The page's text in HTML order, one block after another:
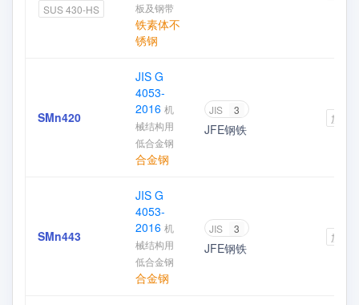
SUS 430-HS
板及钢带
铁素体不
锈钢
SMn420
JIS G
4053-
2016 机
械结构用
低合金钢
合金钢
JIS 3
JFE钢铁
加入
SMn443
JIS G
4053-
2016 机
械结构用
低合金钢
合金钢
JIS 3
JFE钢铁
加入